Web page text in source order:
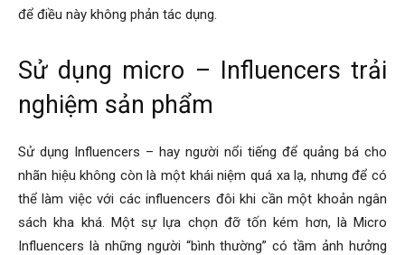
để điều này không phản tác dụng.
Sử dụng micro – Influencers trải
nghiệm sản phẩm
Sử dụng Influencers – hay người nổi tiếng để quảng bá cho
nhãn hiệu không còn là một khái niệm quá xa lạ, nhưng để có
thể làm việc với các influencers đôi khi cần một khoản ngân
sách kha khá. Một sự lựa chọn đỡ tốn kém hơn, là Micro
Influencers là những người “bình thường” có tầm ảnh hưởng